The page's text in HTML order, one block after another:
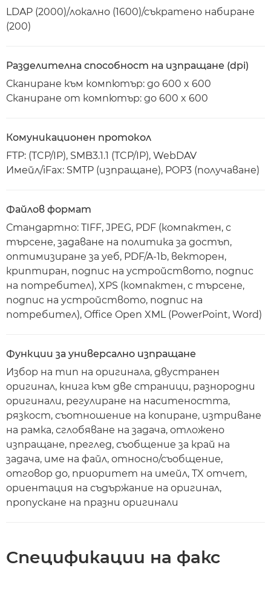
LDAP (2000)/локално (1600)/съкратено набиране
(200)
Разделителна способност на изпращане (dpi)
Сканиране към компютър: до 600 x 600
Сканиране от компютър: до 600 x 600
Комуникационен протокол
FTP: (TCP/IP), SMB3.1.1 (TCP/IP), WebDAV
Имейл/iFax: SMTP (изпращане), POP3 (получаване)
Файлов формат
Стандартно: TIFF, JPEG, PDF (компактен, с
търсене, задаване на политика за достъп,
оптимизиране за уеб, PDF/A-1b, векторен,
криптиран, подпис на устройството, подпис
на потребител), XPS (компактен, с търсене,
подпис на устройството, подпис на
потребител), Office Open XML (PowerPoint, Word)
Функции за универсално изпращане
Избор на тип на оригинала, двустранен
оригинал, книга към две страници, разнородни
оригинали, регулиране на наситеността,
рязкост, съотношение на копиране, изтриване
на рамка, сглобяване на задача, отложено
изпращане, преглед, съобщение за край на
задача, име на файл, относно/съобщение,
отговор до, приоритет на имейл, TX отчет,
ориентация на съдържание на оригинал,
пропускане на празни оригинали
Спецификации на факс